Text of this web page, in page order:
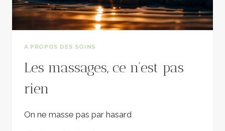
A PROPOS DES SOINS
Les massages, ce n’est pas
rien
On ne masse pas par hasard